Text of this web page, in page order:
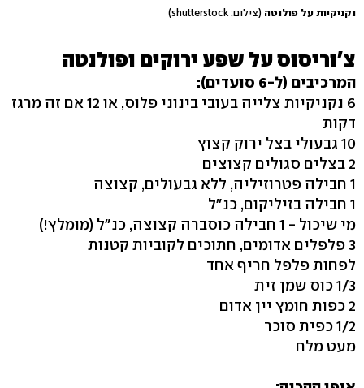
נקניקיות על פולנטה (צילום: shutterstock)
צ'וריסוס על שפע ירוקים ופולנטה
המרכיבים (ל-6 סועדים):
6 נקניקיות צלייה בעובי בינוני פלוס, או 12 אם זה מרגז
דקות
10 גבעולי בצל ירוק קצוץ
2 בצלים סגולים קצוצים
1 חבילה פטרוזיליה, ללא גבעולים, קצוצה
1 חבילה בזיליקום, כנ"ל
מי שיכול - 1 חבילה כוסברה קצוצה, כנ"ל (מומלץ!)
3 פלפלים אדומים, חתוכים לקוביות קטנות
לפחות פלפל חריף אחד
1/3 כוס שמן זית
2 כפות חומץ יין אדום
1/2 כפית סוכר
מעט מלח